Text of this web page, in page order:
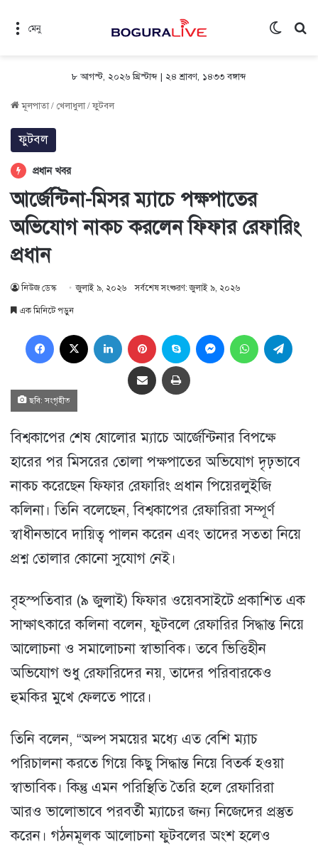
মেনু
৮ আগস্ট, ২০২৬ খ্রিস্টাব্দ | ২৪ শ্রাবণ, ১৪৩৩ বঙ্গাব্দ
মূলপাতা/ খেলাধুলা/ফুটবল
ফুটবল
প্রধান খবর
আর্জেন্টিনা-মিসর ম্যাচে পক্ষপাতের
অভিযোগ নাকচ করলেন ফিফার রেফারিং
প্রধান
নিউজ ডেস্ক জুলাই ৯, ২০২৬ সর্বশেষ সংষ্করণ: জুলাই ৯, ২০২৬
এক মিনিটে পড়ুন
Facebook LinkedIn Pinterest Skype MessengerWhatsApp
Share via Email প্রিন্ট
ছবি: সংগৃহীত
বিশ্বকাপের শেষ ষোলোর ম্যাচে আর্জেন্টিনার বিপক্ষে
হারের পর মিসরের তোলা পক্ষপাতের অভিযোগ দৃঢ়ভাবে
নাকচ করেছেন ফিফার রেফারিং প্রধান পিয়েরলুইজি
কলিনা। তিনি বলেছেন, বিশ্বকাপের রেফারিরা সম্পূর্ণ
স্বাধীনভাবে দায়িত্ব পালন করেন এবং তাদের সততা নিয়ে
প্রশ্ন তোলার কোনো সুযোগ নেই।
বৃহস্পতিবার (৯ জুলাই) ফিফার ওয়েবসাইটে প্রকাশিত এক
সাক্ষাৎকারে কলিনা বলেন, ফুটবলে রেফারির সিদ্ধান্ত নিয়ে
আলোচনা ও সমালোচনা স্বাভাবিক। তবে ভিত্তিহীন
অভিযোগ শুধু রেফারিদের নয়, তাদের পরিবারকেও
হুমকির মুখে ফেলতে পারে।
তিনি বলেন, “অল্প সময়ের মধ্যে এত বেশি ম্যাচ
পরিচালনা করতে গিয়ে কিছু সিদ্ধান্ত নিয়ে বিতর্ক হওয়া
স্বাভাবিক। কিন্তু এমন পরিস্থিতি তৈরি হলে রেফারিরা
আরও ভালোভাবে পরবর্তী ম্যাচের জন্য নিজেদের প্রস্তুত
করেন। গঠনমূলক আলোচনা ফুটবলের অংশ হলেও